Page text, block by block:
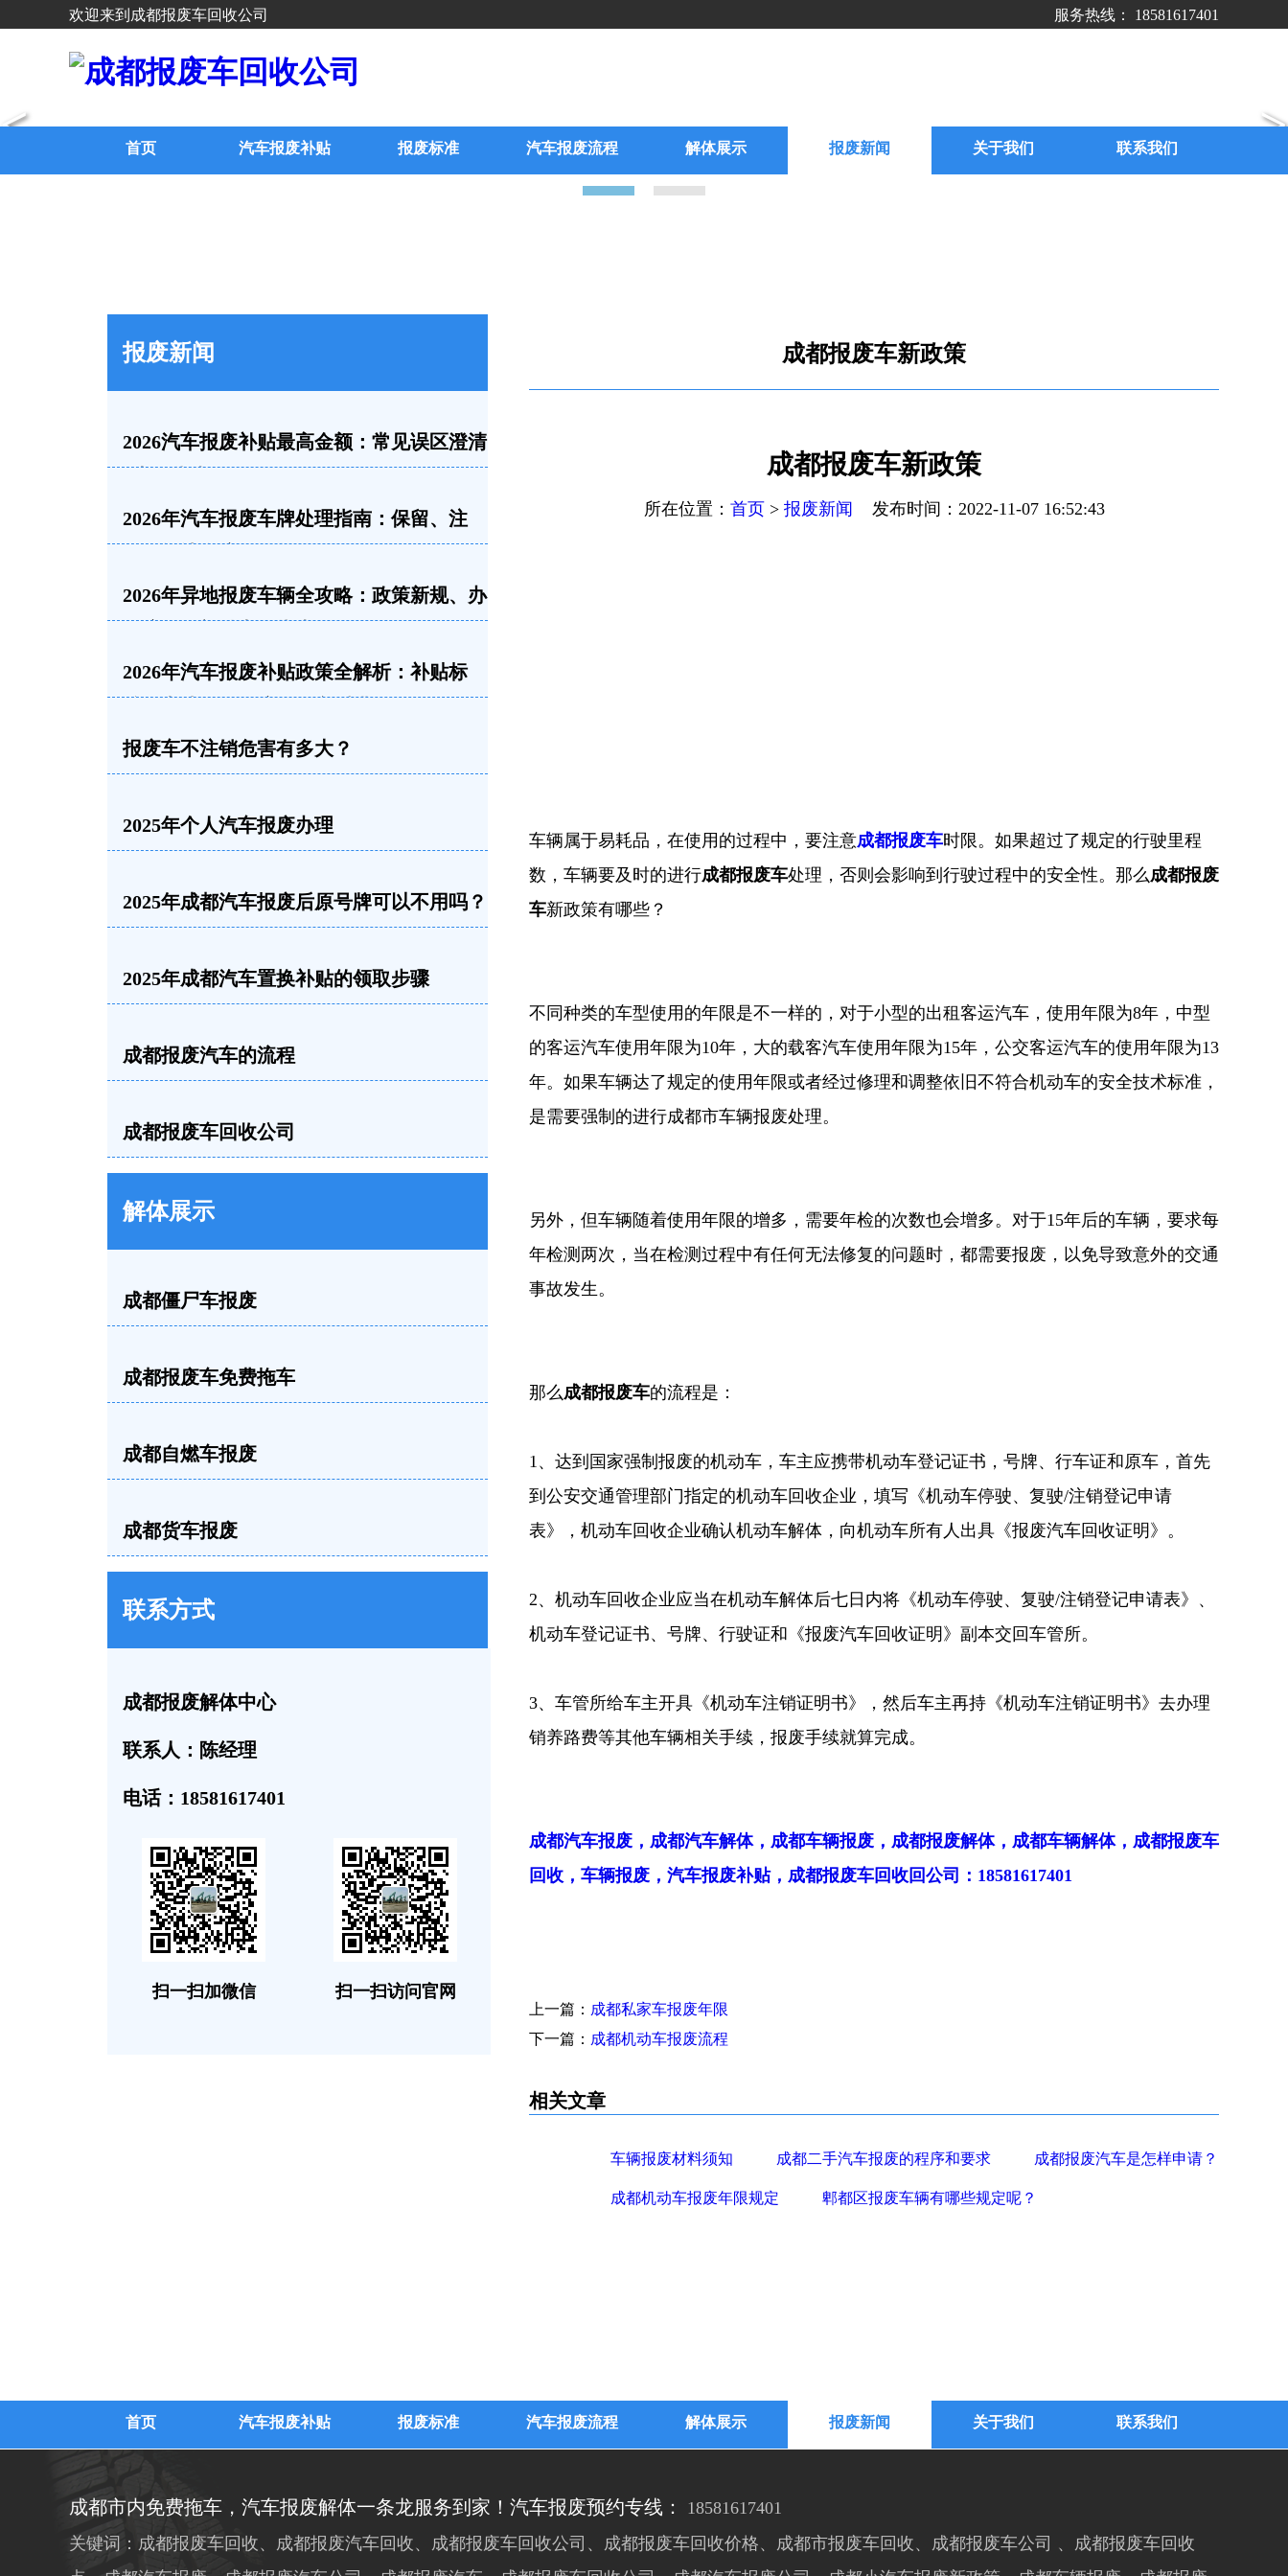
欢迎来到成都报废车回收公司 服务热线： 18581617401
首页 汽车报废补贴 报废标准 汽车报废流程 解体展示 报废新闻 关于我们 联系我们
< >
报废新闻
2026汽车报废补贴最高金额：常见误区澄清
2026年汽车报废车牌处理指南：保留、注
2026年异地报废车辆全攻略：政策新规、办
2026年汽车报废补贴政策全解析：补贴标
报废车不注销危害有多大？
2025年个人汽车报废办理
2025年成都汽车报废后原号牌可以不用吗？
2025年成都汽车置换补贴的领取步骤
成都报废汽车的流程
成都报废车回收公司
解体展示
成都僵尸车报废
成都报废车免费拖车
成都自燃车报废
成都货车报废
联系方式
成都报废解体中心
联系人：陈经理
电话：18581617401
扫一扫加微信 扫一扫访问官网
成都报废车新政策
成都报废车新政策
所在位置： 首页> 报废新闻 发布时间：2022-11-07 16:52:43
车辆属于易耗品，在使用的过程中，要注意成都报废车时限。如果超过了规定的行驶里程
数，车辆要及时的进行成都报废车处理，否则会影响到行驶过程中的安全性。那么成都报废
车新政策有哪些？
不同种类的车型使用的年限是不一样的，对于小型的出租客运汽车，使用年限为8年，中型
的客运汽车使用年限为10年，大的载客汽车使用年限为15年，公交客运汽车的使用年限为13
年。如果车辆达了规定的使用年限或者经过修理和调整依旧不符合机动车的安全技术标准，
是需要强制的进行成都市车辆报废处理。
另外，但车辆随着使用年限的增多，需要年检的次数也会增多。对于15年后的车辆，要求每
年检测两次，当在检测过程中有任何无法修复的问题时，都需要报废，以免导致意外的交通
事故发生。
那么成都报废车的流程是：
1、达到国家强制报废的机动车，车主应携带机动车登记证书，号牌、行车证和原车，首先
到公安交通管理部门指定的机动车回收企业，填写《机动车停驶、复驶/注销登记申请
表》，机动车回收企业确认机动车解体，向机动车所有人出具《报废汽车回收证明》。
2、机动车回收企业应当在机动车解体后七日内将《机动车停驶、复驶/注销登记申请表》、
机动车登记证书、号牌、行驶证和《报废汽车回收证明》副本交回车管所。
3、车管所给车主开具《机动车注销证明书》，然后车主再持《机动车注销证明书》去办理
销养路费等其他车辆相关手续，报废手续就算完成。
成都汽车报废，成都汽车解体，成都车辆报废，成都报废解体，成都车辆解体，成都报废车
回收，车辆报废，汽车报废补贴，成都报废车回收回公司：18581617401
上一篇： 成都私家车报废年限
下一篇： 成都机动车报废流程
相关文章
车辆报废材料须知 成都二手汽车报废的程序和要求 成都报废汽车是怎样申请？
成都机动车报废年限规定 郫都区报废车辆有哪些规定呢？
首页 汽车报废补贴 报废标准 汽车报废流程 解体展示 报废新闻 关于我们 联系我们
成都市内免费拖车，汽车报废解体一条龙服务到家！汽车报废预约专线：
18581617401
关键词：成都报废车回收、成都报废汽车回收、成都报废车回收公司、成都报废车回收价格、成都市报废车回收、成都报废车公司 、成都报废车回收